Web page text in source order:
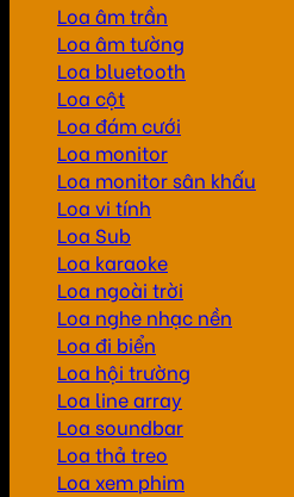
Loa âm trần
Loa âm tường
Loa bluetooth
Loa cột
Loa đám cưới
Loa monitor
Loa monitor sân khấu
Loa vi tính
Loa Sub
Loa karaoke
Loa ngoài trời
Loa nghe nhạc nền
Loa đi biển
Loa hội trường
Loa line array
Loa soundbar
Loa thả treo
Loa xem phim